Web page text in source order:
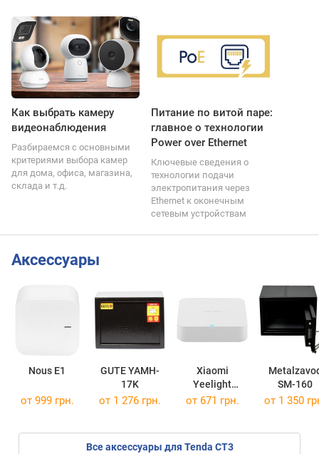
Как выбрать камеру
видеонаблюдения
Разбираемся с основными
критериями выбора камер
для дома, офиса, магазина,
склада и т.д.
Питание по витой паре:
главное о технологии
Power over Ethernet
Ключевые сведения о
технологии подачи
электропитания через
Ethernet к оконечным
сетевым устройствам
Аксессуары
Nous E1
GUTE YAMH-
17K
Xiaomi
Yeelight
Gateway
SM-160
от 999 грн. от 1 276 грн. от 671 грн. от 1 350
Все аксессуары для Tenda CT3